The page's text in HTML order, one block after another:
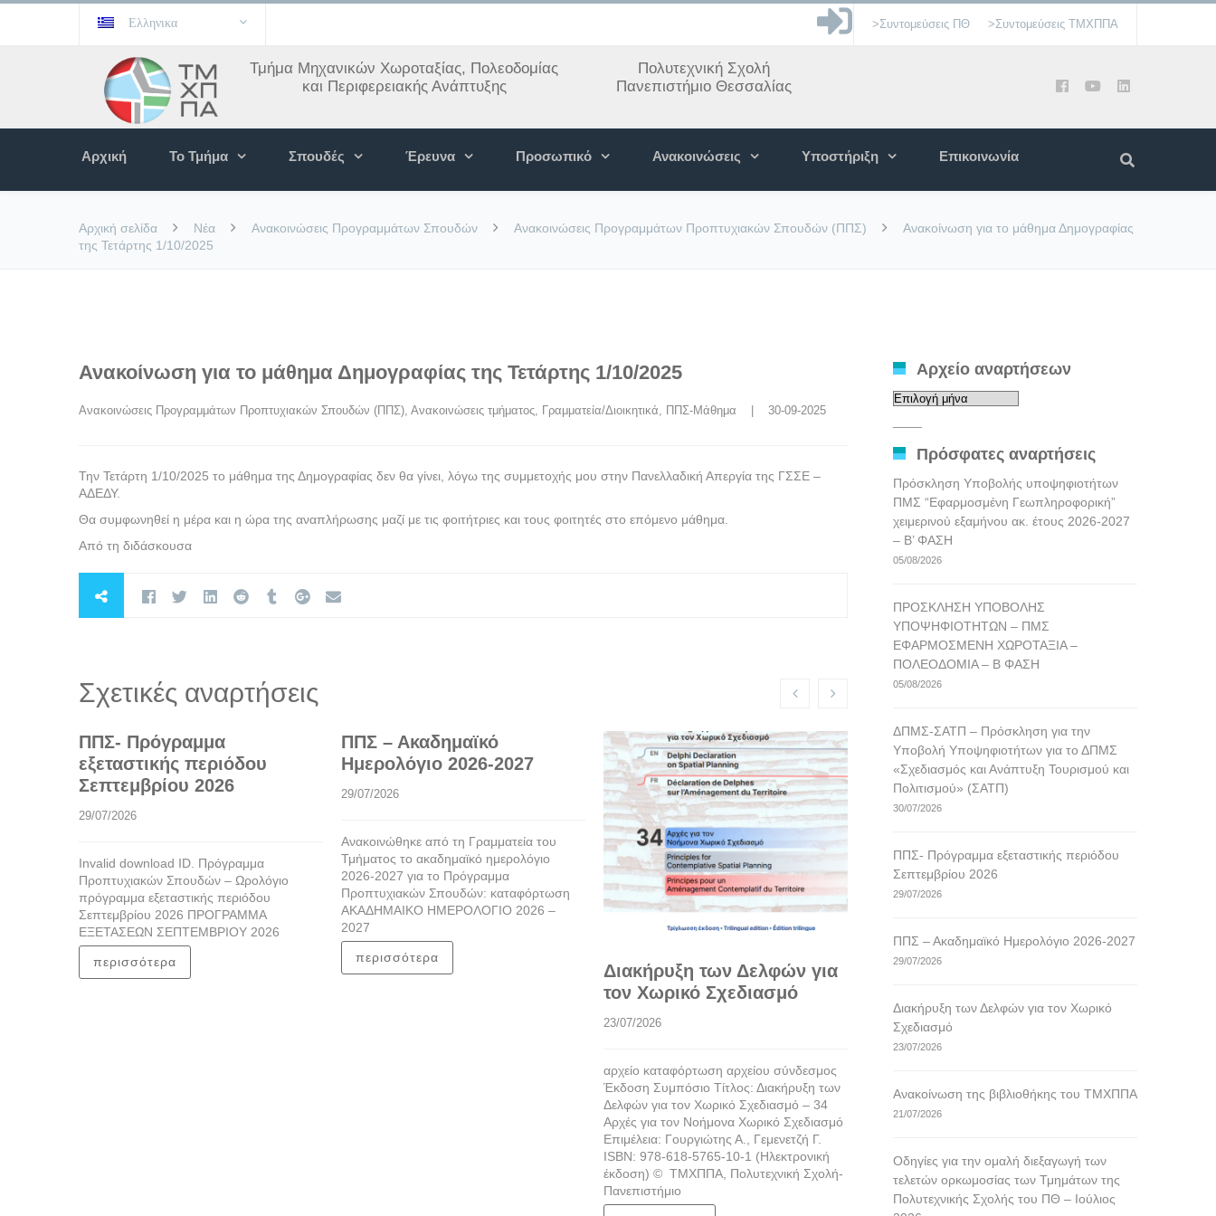
Ελληνικα >Συντομεύσεις ΠΘ >Συντομεύσεις ΤΜΧΠΠΑ
Τμήμα Μηχανικών Χωροταξίας, Πολεοδομίας
και Περιφερειακής Ανάπτυξης
Πολυτεχνική Σχολή
Πανεπιστήμιο Θεσσαλίας
Αρχική Το Τμήμα Σπουδές Έρευνα Προσωπικό Ανακοινώσεις Υποστήριξη Επικοινωνία
Αρχική σελίδα Νέα Ανακοινώσεις Προγραμμάτων Σπουδών Ανακοινώσεις Προγραμμάτων Προπτυχιακών Σπουδών (ΠΠΣ)
Ανακοίνωση για το μάθημα Δημογραφίας
της Τετάρτης 1/10/2025
Ανακοίνωση για το μάθημα Δημογραφίας της Τετάρτης 1/10/2025
Ανακοινώσεις Προγραμμάτων Προπτυχιακών Σπουδών (ΠΠΣ), Ανακοινώσεις τμήματος, Γραμματεία/Διοικητικά, ΠΠΣ-Μάθημα
    |    30-09-2025
Την Τετάρτη 1/10/2025 το μάθημα της Δημογραφίας δεν θα γίνει, λόγω της συμμετοχής μου στην Πανελλαδική Απεργία της ΓΣΣΕ –
ΑΔΕΔΥ.
Θα συμφωνηθεί η μέρα και η ώρα της αναπλήρωσης μαζί με τις φοιτήτριες και τους φοιτητές στο επόμενο μάθημα.
Από τη διδάσκουσα
Σχετικές αναρτήσεις
ΠΠΣ- Πρόγραμμα
εξεταστικής περιόδου
Σεπτεμβρίου 2026
29/07/2026
Invalid download ID. Πρόγραμμα
Προπτυχιακών Σπουδών – Ωρολόγιο
πρόγραμμα εξεταστικής περιόδου
Σεπτεμβρίου 2026 ΠΡΟΓΡΑΜΜΑ
ΕΞΕΤΑΣΕΩΝ ΣΕΠΤΕΜΒΡΙΟΥ 2026
περισσότερα
ΠΠΣ – Ακαδημαϊκό
Ημερολόγιο 2026-2027
29/07/2026
Ανακοινώθηκε από τη Γραμματεία του
Τμήματος το ακαδημαϊκό ημερολόγιο
2026-2027 για το Πρόγραμμα
Προπτυχιακών Σπουδών: καταφόρτωση
ΑΚΑΔΗΜΑΙΚΟ ΗΜΕΡΟΛΟΓΙΟ 2026 –
2027
περισσότερα
Διακήρυξη των Δελφών για
τον Χωρικό Σχεδιασμό
23/07/2026
αρχείο καταφόρτωση αρχείου σύνδεσμος
Έκδοση Συμπόσιο Τίτλος: Διακήρυξη των
Δελφών για τον Χωρικό Σχεδιασμό – 34
Αρχές για τον Νοήμονα Χωρικό Σχεδιασμό
Επιμέλεια: Γουργιώτης Α., Γεμενετζή Γ.
ISBN: 978-618-5765-10-1 (Ηλεκτρονική
έκδοση) © ΤΜΧΠΠΑ, Πολυτεχνική Σχολή-
Πανεπιστήμιο
Οδηγίες για την ομαλή
διεξαγωγή των τελετών
ορκωμοσίας των Τμημάτων
της Πολυτεχνικής Σχολής
16/07/2026
σας επιστήσουμε την προσοχή στα
παρακάτω: Οι απόφοιτοι θα φορέσουν
προσέρχονται
για τους
Αρχείο αναρτήσεων
Αρχείο
Πρόσφατες αναρτήσεις
Πρόσκληση Υποβολής υποψηφιοτήτων
ΠΜΣ “Εφαρμοσμένη Γεωπληροφορική”
χειμερινού εξαμήνου ακ. έτους 2026-2027
– Β’ ΦΑΣΗ
05/08/2026
ΠΡΟΣΚΛΗΣΗ ΥΠΟΒΟΛΗΣ
ΥΠΟΨΗΦΙΟΤΗΤΩΝ – ΠΜΣ
ΕΦΑΡΜΟΣΜΕΝΗ ΧΩΡΟΤΑΞΙΑ –
ΠΟΛΕΟΔΟΜΙΑ – Β ΦΑΣΗ
05/08/2026
ΔΠΜΣ-ΣΑΤΠ – Πρόσκληση για την
Υποβολή Υποψηφιοτήτων για το ΔΠΜΣ
«Σχεδιασμός και Ανάπτυξη Τουρισμού και
Πολιτισμού» (ΣΑΤΠ)
30/07/2026
ΠΠΣ- Πρόγραμμα εξεταστικής περιόδου
Σεπτεμβρίου 2026
29/07/2026
ΠΠΣ – Ακαδημαϊκό Ημερολόγιο 2026-2027
29/07/2026
Διακήρυξη των Δελφών για τον Χωρικό
Σχεδιασμό
23/07/2026
Ανακοίνωση της βιβλιοθήκης του ΤΜΧΠΠΑ
21/07/2026
Οδηγίες για την ομαλή διεξαγωγή των
τελετών ορκωμοσίας των Τμημάτων της
Πολυτεχνικής Σχολής του ΠΘ – Ιούλιος